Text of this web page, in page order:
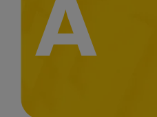
A